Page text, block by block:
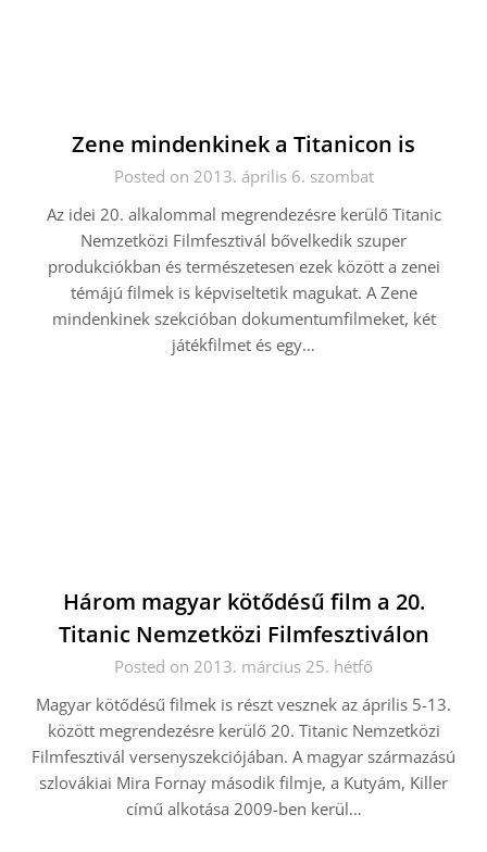
Zene mindenkinek a Titanicon is
Posted on 2013. április 6. szombat
Az idei 20. alkalommal megrendezésre kerülő Titanic
Nemzetközi Filmfesztivál bővelkedik szuper
produkciókban és természetesen ezek között a zenei
témájú filmek is képviseltetik magukat. A Zene
mindenkinek szekcióban dokumentumfilmeket, két
játékfilmet és egy…
Három magyar kötődésű film a 20.
Titanic Nemzetközi Filmfesztiválon
Posted on 2013. március 25. hétfő
Magyar kötődésű filmek is részt vesznek az április 5-13.
között megrendezésre kerülő 20. Titanic Nemzetközi
Filmfesztivál versenyszekciójában. A magyar származású
szlovákiai Mira Fornay második filmje, a Kutyám, Killer
című alkotása 2009-ben kerül…